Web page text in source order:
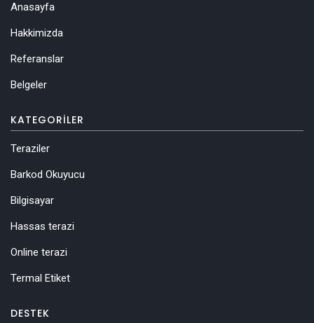
Anasayfa
Hakkimizda
Referanslar
Belgeler
KATEGORILER
Teraziler
Barkod Okuyucu
Bilgisayar
Hassas terazi
Online terazi
Termal Etiket
DESTEK